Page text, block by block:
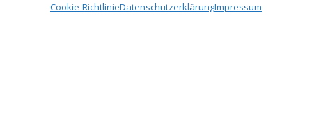
Cookie-RichtlinieDatenschutzerklärungImpressum